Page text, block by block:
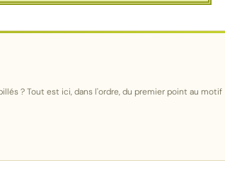
? Tout est ici, dans l'ordre, du premier point au motif